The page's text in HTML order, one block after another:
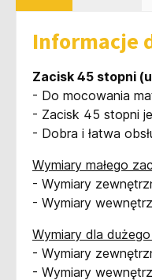
Informacje
Zacisk 45 stopni
- Do mocowania
- Zacisk 45 stopni
- Dobra i łatwa
Wymiary małego
- Wymiary
- Wymiary
Wymiary dla
- Wymiary
- Wymiary